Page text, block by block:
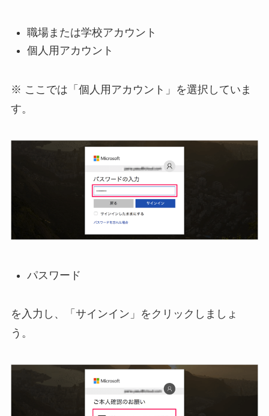
職場または学校アカウント
個人用アカウント
※ ここでは「個人用アカウント」を選択していま
す。
パスワード
を入力し、「サインイン」をクリックしましょ
う。